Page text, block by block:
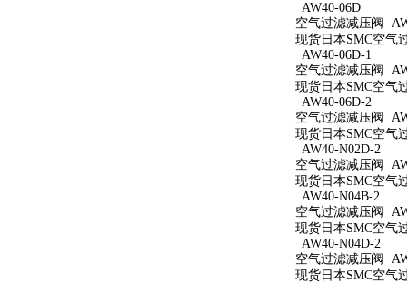
AW40-06D
空气过滤减压阀
现货日本SMC空气
AW40-06D-1
空气过滤减压阀
现货日本SMC空气
AW40-06D-2
空气过滤减压阀
现货日本SMC空气
AW40-N02D-2
空气过滤减压阀
现货日本SMC空气
AW40-N04B-2
空气过滤减压阀
现货日本SMC空气
AW40-N04D-2
空气过滤减压阀
现货日本SMC空气